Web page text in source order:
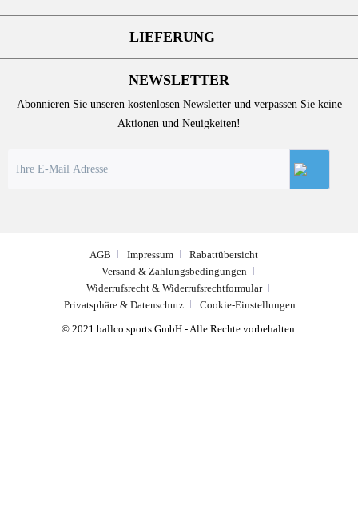
LIEFERUNG
NEWSLETTER
Abonnieren Sie unseren kostenlosen Newsletter und verpassen Sie keine
Aktionen und Neuigkeiten!
© 2021 ballco sports GmbH - Alle Rechte vorbehalten.
AGB Impressum
Rabattübersicht
Versand & Zahlungsbedingungen
Widerrufsrecht & Widerrufsrechtformular
Privatsphäre & Datenschutz
Cookie-Einstellungen